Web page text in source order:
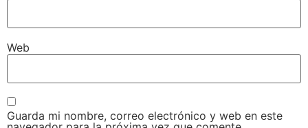
Web
Guarda mi nombre, correo electrónico y web en este